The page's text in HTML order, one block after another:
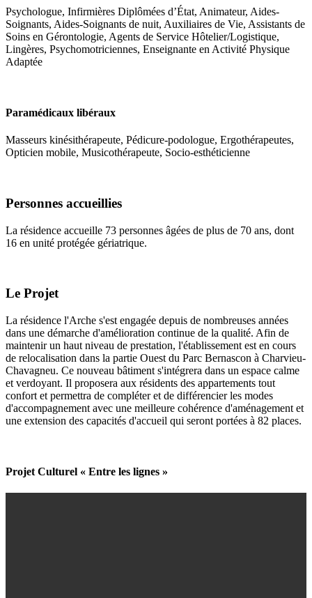
Psychologue, Infirmières Diplômées d’État, Animateur, Aides-
Soignants, Aides-Soignants de nuit, Auxiliaires de Vie, Assistants de
Soins en Gérontologie, Agents de Service Hôtelier/Logistique,
Lingères, Psychomotriciennes, Enseignante en Activité Physique
Adaptée
Paramédicaux libéraux
Masseurs kinésithérapeute, Pédicure-podologue, Ergothérapeutes,
Opticien mobile, Musicothérapeute, Socio-esthéticienne
Personnes accueillies
La résidence accueille 73 personnes âgées de plus de 70 ans, dont
16 en unité protégée gériatrique.
Le Projet
La résidence l'Arche s'est engagée depuis de nombreuses années
dans une démarche d'amélioration continue de la qualité. Afin de
maintenir un haut niveau de prestation, l'établissement est en cours
de relocalisation dans la partie Ouest du Parc Bernascon à Charvieu-
Chavagneu. Ce nouveau bâtiment s'intégrera dans un espace calme
et verdoyant. Il proposera aux résidents des appartements tout
confort et permettra de compléter et de différencier les modes
d'accompagnement avec une meilleure cohérence d'aménagement et
une extension des capacités d'accueil qui seront portées à 82 places.
Projet Culturel « Entre les lignes »